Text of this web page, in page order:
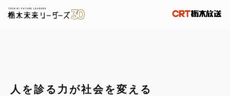
人を診る力が社会を変える